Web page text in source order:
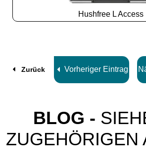
Hushfree L Access
Slide
Zurück Vorheriger Eintrag
BLOG -
ZUGEHÖRIGEN